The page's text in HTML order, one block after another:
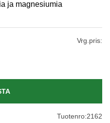
ja magnesiumia
Vrg.pris:
Tuotenro:2162